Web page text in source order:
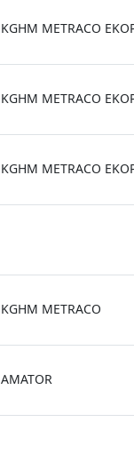
KGHM METRACO
KGHM METRACO
KGHM METRACO
KGHM METRACO
AMATOR